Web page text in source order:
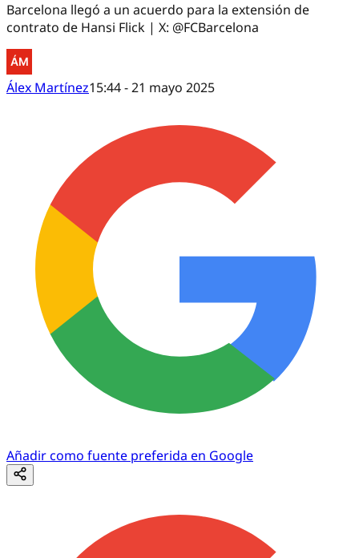
Barcelona llegó a un acuerdo para la extensión de
contrato de Hansi Flick | X: @FCBarcelona
Álex Martínez15:44 - 21 mayo 2025
Añadir como fuente preferida en Google